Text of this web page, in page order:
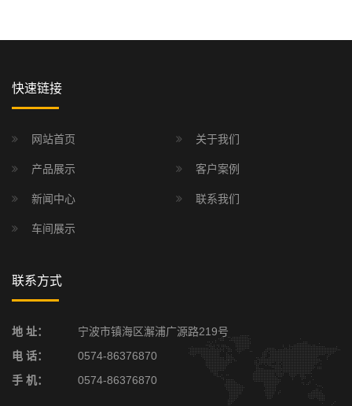
快速链接
网站首页 关于我们
产品展示 客户案例
新闻中心 联系我们
车间展示
联系方式
地 址：
宁波市镇海区澥浦广源路219号
电 话：
0574-86376870
手 机：
0574-86376870